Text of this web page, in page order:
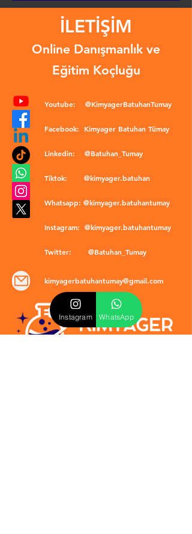
İLETİŞİM
Online Danışmanlık ve
Eğitim Koçluğu
Youtube: @KimyagerBatuhanTumay
Facebook: Kimyager Batuhan Tümay
Linkedin: @Batuhan_Tumay
Tiktok: @kimyager.batuhan
Whatsapp: @kimyager.batuhantumay
Instagram: @kimyager.batuhantumay
Twitter: @Batuhan_Tumay
kimyagerbatuhantumay@gmail.com
Instagram WhatsApp